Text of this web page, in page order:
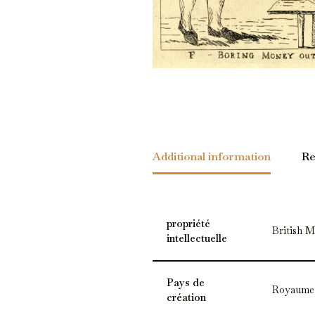
Additional information
propriété
intellectuelle
British
Pays de
création